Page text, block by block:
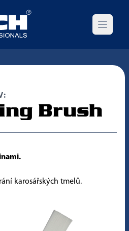
Open
Brush
karosářských tmelů.